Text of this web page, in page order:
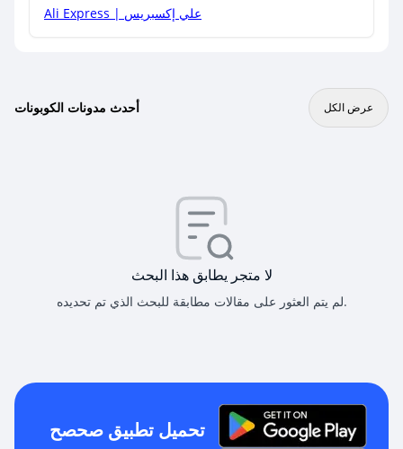
Ali Express | علي إكسبريس
أحدث مدونات الكوبونات عرض الكل
لا متجر يطابق هذا البحث
لم يتم العثور على مقالات مطابقة للبحث الذي تم تحديده.
تحميل تطبيق صحصح